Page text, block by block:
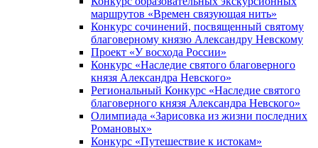
маршрутов «Времен связующая нить»
Конкурс сочинений, посвященный святому
благоверному князю Александру Невскому
Проект «У восхода России»
Конкурс «Наследие святого благоверного
князя Александра Невского»
Региональный Конкурс «Наследие святого
благоверного князя Александра Невского»
Олимпиада «Зарисовка из жизни последних
Романовых»
Конкурс «Путешествие к истокам»